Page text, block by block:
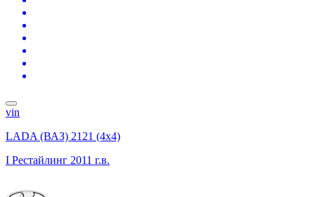
vin
LADA (ВАЗ) 2121 (4x4)
I Рестайлинг 2011 г.в.